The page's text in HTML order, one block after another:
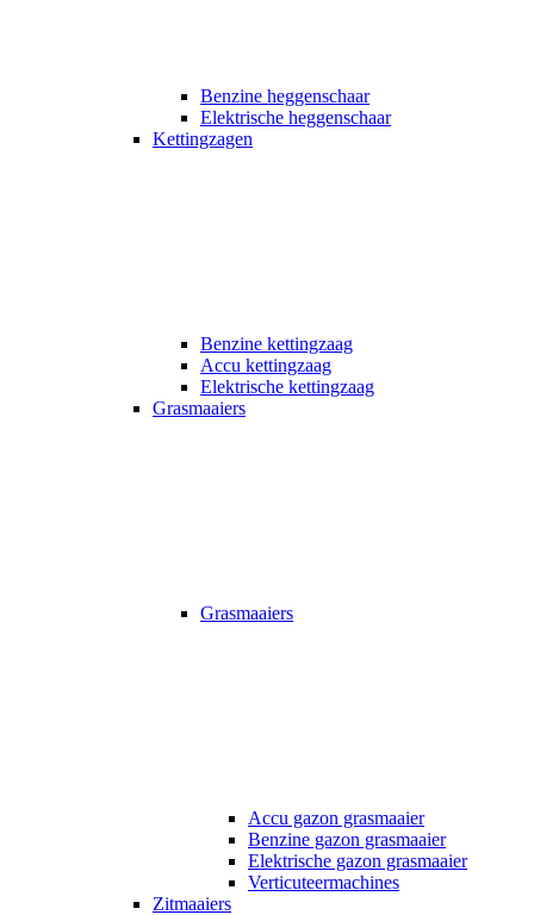
Benzine heggenschaar
Elektrische heggenschaar
Kettingzagen
Benzine kettingzaag
Accu kettingzaag
Elektrische kettingzaag
Grasmaaiers
Grasmaaiers
Accu gazon grasmaaier
Benzine gazon grasmaaier
Elektrische gazon grasmaaier
Verticuteermachines
Zitmaaiers